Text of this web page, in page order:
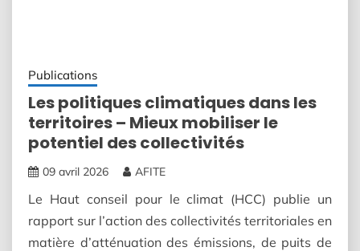
Publications
Les politiques climatiques dans les
territoires – Mieux mobiliser le
potentiel des collectivités
09 avril 2026 AFITE
Le Haut conseil pour le climat (HCC) publie un
rapport sur l’action des collectivités territoriales en
matière d’atténuation des émissions, de puits de